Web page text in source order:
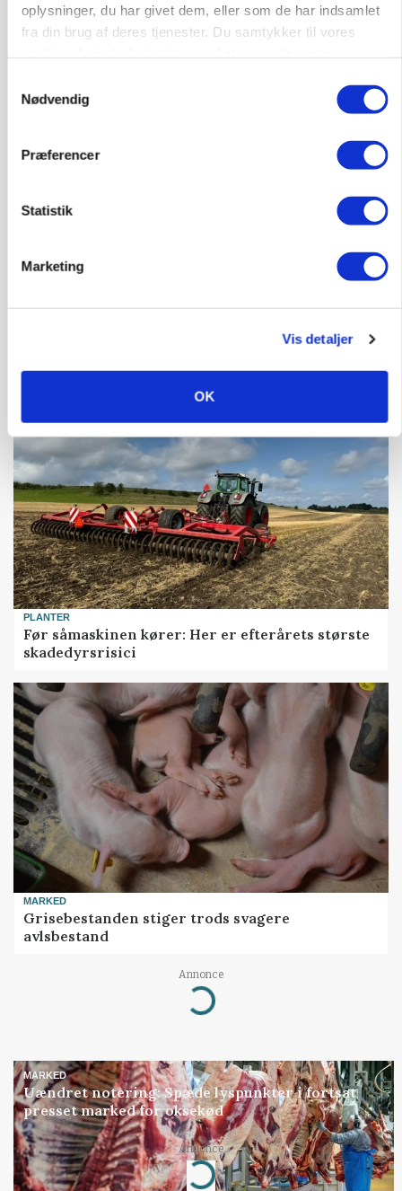
oplysninger, du har givet dem, eller som de har indsamlet
fra din brug af deres tjenester. Du samtykker til vores
Nødvendig
Præferencer
Statistik
Marketing
Vis detaljer
OK
Folketinget behandler ny gødskningslov: Sådan
kan den ændre din bedrift fra 2027
Snart kan man søge tilskud til naturprojekter
PLANTER
Før såmaskinen kører: Her er efterårets største
skadedyrsrisici
MARKED
Grisebestanden stiger trods svagere
avlsbestand
Annonce
Loading...
MARKED
Uændret notering: Spæde lyspunkter i fortsat
presset marked for oksekød
Annonce
Loading...